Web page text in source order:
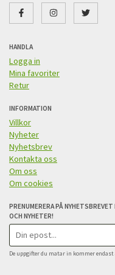
HANDLA
Logga in
Mina favoriter
Retur
INFORMATION
Villkor
Nyheter
Nyhetsbrev
Kontakta oss
Om oss
Om cookies
PRENUMERERA PÅ
OCH NYHETER!
E-
postadress
De uppgifter du matar in kommer